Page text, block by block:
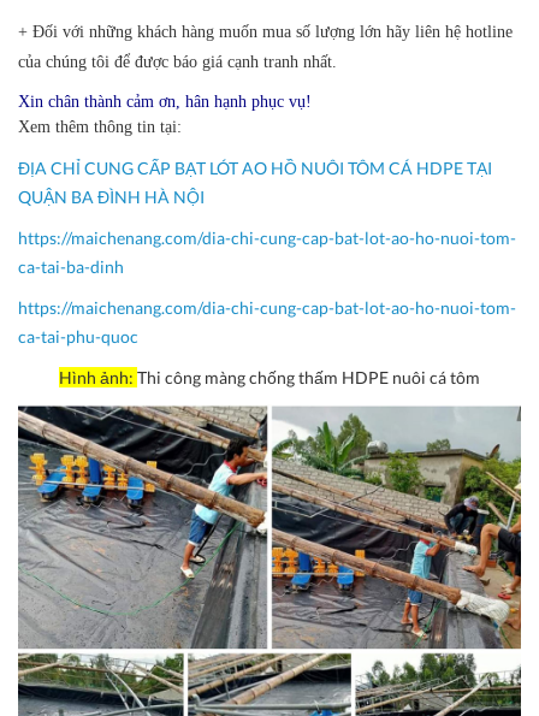
+ Đối với những khách hàng muốn mua số lượng lớn hãy liên hệ hotline
của chúng tôi để được báo giá cạnh tranh nhất.
Xin chân thành cảm ơn, hân hạnh phục vụ!
Xem thêm thông tin tại:
ĐỊA CHỈ CUNG CẤP BẠT LÓT AO HỒ NUÔI TÔM CÁ HDPE TẠI
QUẬN BA ĐÌNH HÀ NỘI
https://maichenang.com/dia-chi-cung-cap-bat-lot-ao-ho-nuoi-tom-
ca-tai-ba-dinh
https://maichenang.com/dia-chi-cung-cap-bat-lot-ao-ho-nuoi-tom-
ca-tai-phu-quoc
Hình ảnh: Thi công màng chống thấm HDPE nuôi cá tôm